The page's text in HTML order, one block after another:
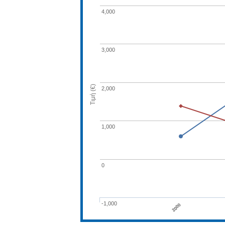
Τιμή (€)
2000
0
1,000
2,000
3,000
4,000
-1,000